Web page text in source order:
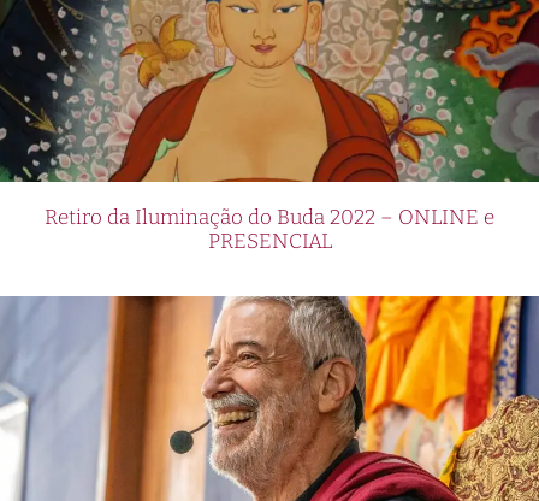
Retiro da Iluminação do Buda 2022 – ONLINE e
PRESENCIAL